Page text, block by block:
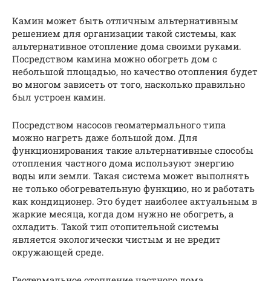
Камин может быть отличным альтернативным
решением для организации такой системы, как
альтернативное отопление дома своими руками.
Посредством камина можно обогреть дом с
небольшой площадью, но качество отопления будет
во многом зависеть от того, насколько правильно
был устроен камин.
Посредством насосов геоматермального типа
можно нагреть даже большой дом. Для
функционирования такие альтернативные способы
отопления частного дома используют энергию
воды или земли. Такая система может выполнять
не только обогревательную функцию, но и работать
как кондиционер. Это будет наиболее актуальным в
жаркие месяца, когда дом нужно не обогреть, а
охладить. Такой тип отопительной системы
является экологически чистым и не вредит
окружающей среде.